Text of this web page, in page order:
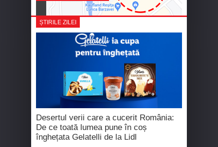
ȘTIRILE ZILEI
Desertul verii care a cucerit România:
De ce toată lumea pune în coș
înghețata Gelatelli de la Lidl